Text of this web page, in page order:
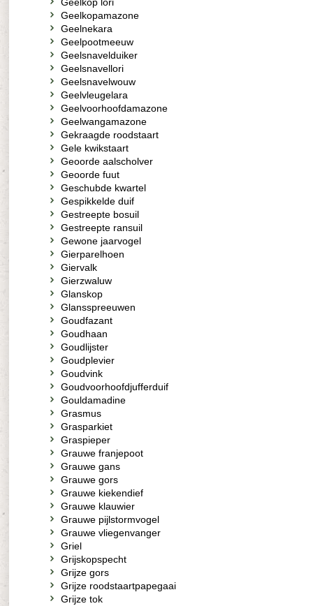
Geelkopamazone
Geelnekara
Geelpootmeeuw
Geelsnavelduiker
Geelsnavellori
Geelsnavelwouw
Geelvleugelara
Geelvoorhoofdamazone
Geelwangamazone
Gekraagde roodstaart
Gele kwikstaart
Geoorde aalscholver
Geoorde fuut
Geschubde kwartel
Gespikkelde duif
Gestreepte bosuil
Gestreepte ransuil
Gewone jaarvogel
Gierparelhoen
Giervalk
Gierzwaluw
Glanskop
Glansspreeuwen
Goudfazant
Goudhaan
Goudlijster
Goudplevier
Goudvink
Goudvoorhoofdjufferduif
Gouldamadine
Grasmus
Grasparkiet
Graspieper
Grauwe franjepoot
Grauwe gans
Grauwe gors
Grauwe kiekendief
Grauwe klauwier
Grauwe pijlstormvogel
Grauwe vliegenvanger
Griel
Grijskopspecht
Grijze gors
Grijze roodstaartpapegaai
Grijze tok